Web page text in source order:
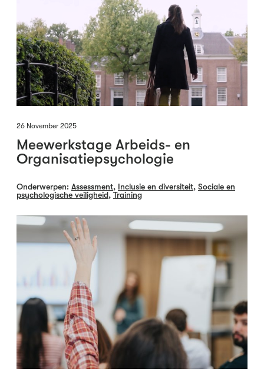
26 November 2025
Meewerkstage Arbeids- en
Organisatiepsychologie
Onderwerpen: Assessment, Inclusie en diversiteit, Sociale en
psychologische veiligheid, Training